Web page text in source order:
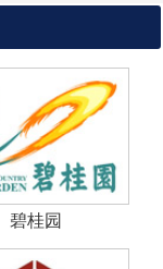
碧桂园